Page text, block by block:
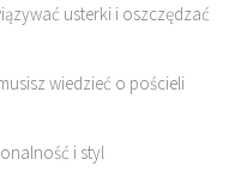
usterki i oszczędzać
wiedzieć o pościeli
i styl